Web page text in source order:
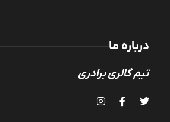
درباره ما
تیم گالری برادری